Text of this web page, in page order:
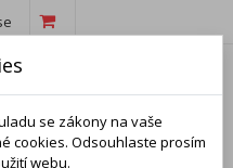
se zákony na vaše
cookies. Odsouhlaste prosím
webu.